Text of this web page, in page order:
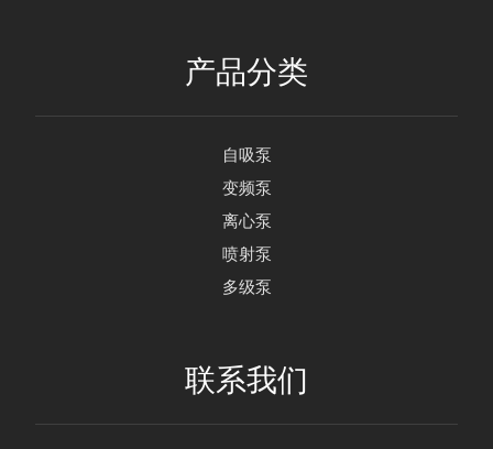
产品分类
自吸泵
变频泵
离心泵
喷射泵
多级泵
联系我们